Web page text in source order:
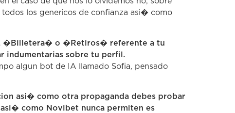
los genericos de confianza asi� como
�Billetera� o �Retiros� referente a tu
indumentarias sobre tu perfil.
algun bot de IA llamado Sofia, pensado
asi� como otra propaganda debes probar
como Novibet nunca permiten es